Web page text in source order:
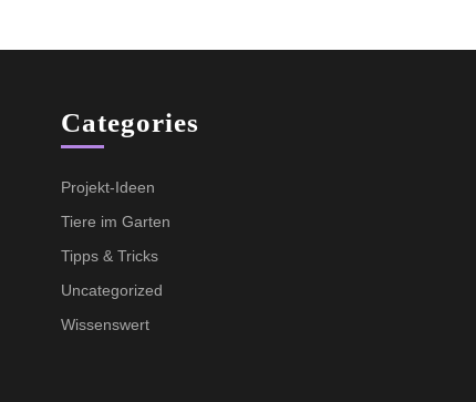
Categories
Projekt-Ideen
Tiere im Garten
Tipps & Tricks
Uncategorized
Wissenswert